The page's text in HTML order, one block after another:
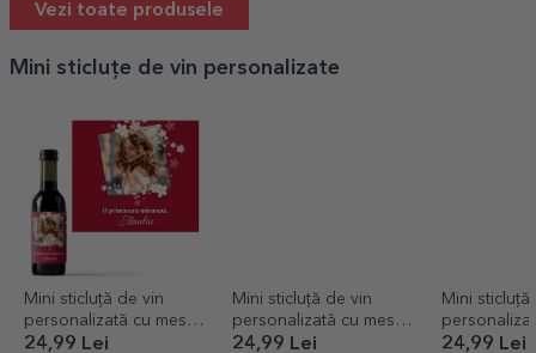
Vezi toate produsele
Mini sticluțe de vin personalizate
Mini sticluță de vin
personalizată cu mesaj
și poză - O primăvară
24,99 Lei
Mini sticluță de vin
personalizată cu mesaj
de 8 Martie
24,99 Lei
Mini sticluță
de Mărțișor
24,99 Lei